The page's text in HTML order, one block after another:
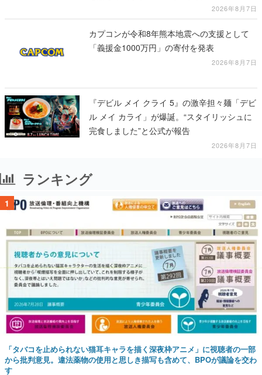
2026年8月7日
カプコンが令和8年熊本地震への支援として
「義援金1000万円」の寄付を発表
2026年8月7日
『デビル メイ クライ 5』の激辛担々麺「デビ
ル メイ カライ」が爆誕。“スタイリッシュに
完食しました”と公式が報告
2026年8月7日
ランキング
1
「タバコを止められない猫耳キャラを描く深夜枠アニメ」に視聴者の一部
から批判意見。違法薬物の使用と思しき描写も含めて、BPOが議論を交わ
す